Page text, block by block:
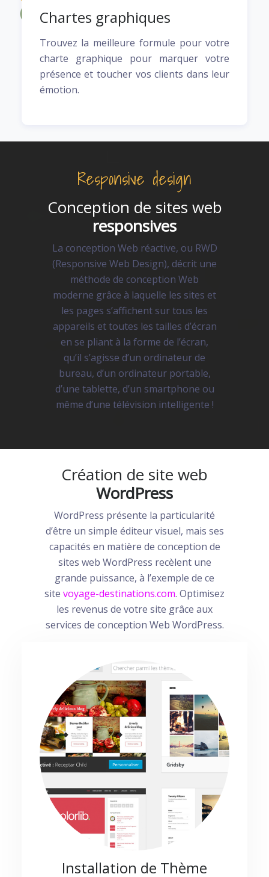
Chartes graphiques
Trouvez la meilleure formule pour votre
charte graphique pour marquer votre
présence et toucher vos clients dans leur
émotion.
Responsive design
Conception de sites web
responsives
La conception Web réactive, ou RWD
(Responsive Web Design), décrit une
méthode de conception Web
moderne grâce à laquelle les sites et
les pages s’affichent sur tous les
appareils et toutes les tailles d’écran
en se pliant à la forme de l’écran,
qu’il s’agisse d’un ordinateur de
bureau, d’un ordinateur portable,
d’une tablette, d’un smartphone ou
même d’une télévision intelligente !
Création de site web
WordPress
WordPress présente la particularité
d’être un simple éditeur visuel, mais ses
capacités en matière de conception de
sites web WordPress recèlent une
grande puissance, à l’exemple de ce
site voyage-destinations.com. Optimisez
les revenus de votre site grâce aux
services de conception Web WordPress.
Installation de Thème